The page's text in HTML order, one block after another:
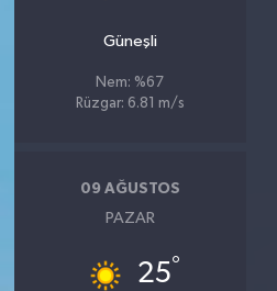
Güneşli
Nem: %67
Rüzgar: 6.81 m/s
09 AĞUSTOS
PAZAR
25°